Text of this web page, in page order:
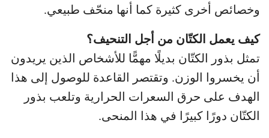
وخصائص أخرى كثيرة كما أنها منحّف طبيعي.
كيف يعمل الكتّان من أجل التنحيف؟
تمثل بذور الكتّان بديلًا مهمًّا للأشخاص الذين يريدون
أن يخسروا الوزن. وتقتصر القاعدة للوصول إلى هذا
الهدف على حرق السعرات الحرارية وتلعب بذور
الكتّان دورًا كبيرًا في هذا المنحى.